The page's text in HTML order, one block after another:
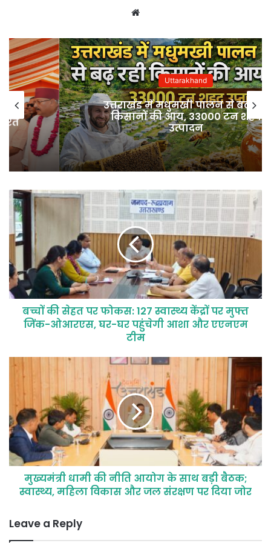
Uttarakhand
उत्तराखंड में मधुमखी पालन से बढ़ रही
किसानों की आय, 33000 टन शहद
उत्पादन
बच्चों की सेहत पर फोकस: 127 स्वास्थ्य केंद्रों पर मुफ्त
जिंक-ओआरएस, घर-घर पहुंचेगी आशा और एएनएम
टीम
मुख्यमंत्री धामी की नीति आयोग के साथ बड़ी बैठक;
स्वास्थ्य, महिला विकास और जल संरक्षण पर दिया जोर
Leave a Reply